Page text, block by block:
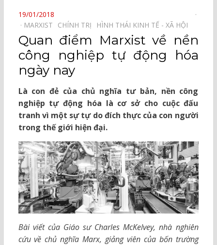
POSTED
ON
19/01/2018
MARXIST⠀ CHÍNH TRỊ⠀ HÌNH THÁI KINH TẾ - XÃ HỘI⠀
Quan điểm Marxist về nền
công nghiệp tự động hóa
ngày nay
Là con đẻ của chủ nghĩa tư bản, nền công
nghiệp tự động hóa là cơ sở cho cuộc đấu
tranh vì một sự tự do đích thực của con người
trong thế giới hiện đại.
Bài viết của Giáo sư Charles McKelvey, nhà nghiên
cứu về chủ nghĩa Marx, giảng viên của bốn trường